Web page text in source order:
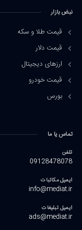
نبض بازار
قیمت طلا و سکه
قیمت دلار
ارزهای دیجیتال
قیمت خودرو
بورس
تماس یا ما
تلفن
09128478078
ایمیل مکاتبات
info@mediat.ir
ایمیل تبلیغات
ads@mediat.ir